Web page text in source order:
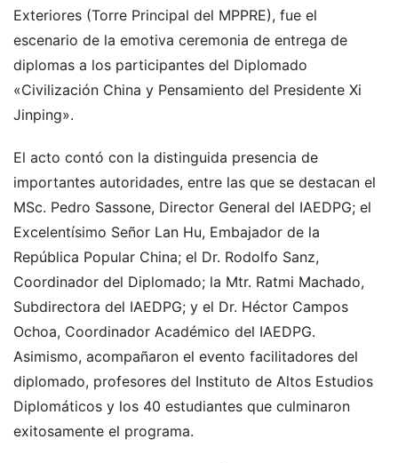
Exteriores (Torre Principal del MPPRE), fue el
escenario de la emotiva ceremonia de entrega de
diplomas a los participantes del Diplomado
«Civilización China y Pensamiento del Presidente Xi
Jinping».
El acto contó con la distinguida presencia de
importantes autoridades, entre las que se destacan el
MSc. Pedro Sassone, Director General del IAEDPG; el
Excelentísimo Señor Lan Hu, Embajador de la
República Popular China; el Dr. Rodolfo Sanz,
Coordinador del Diplomado; la Mtr. Ratmi Machado,
Subdirectora del IAEDPG; y el Dr. Héctor Campos
Ochoa, Coordinador Académico del IAEDPG.
Asimismo, acompañaron el evento facilitadores del
diplomado, profesores del Instituto de Altos Estudios
Diplomáticos y los 40 estudiantes que culminaron
exitosamente el programa.